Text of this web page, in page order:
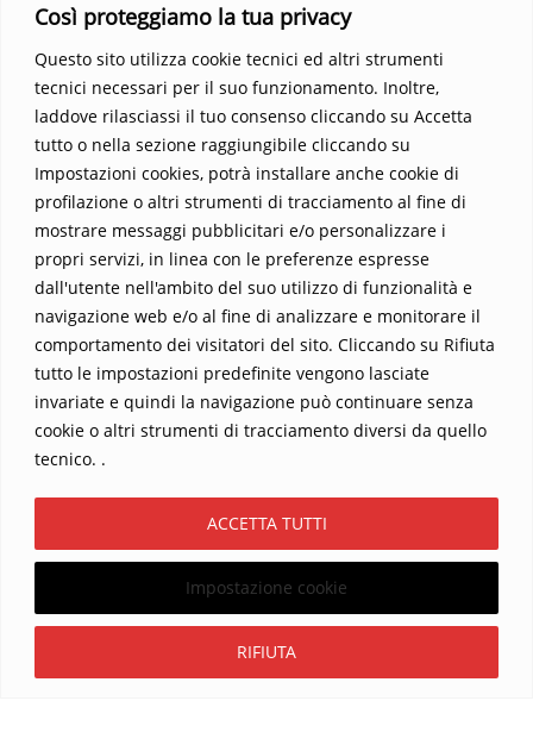
Così proteggiamo la tua privacy
Questo sito utilizza cookie tecnici ed altri strumenti
tecnici necessari per il suo funzionamento. Inoltre,
laddove rilasciassi il tuo consenso cliccando su Accetta
tutto o nella sezione raggiungibile cliccando su
Impostazioni cookies, potrà installare anche cookie di
profilazione o altri strumenti di tracciamento al fine di
mostrare messaggi pubblicitari e/o personalizzare i
propri servizi, in linea con le preferenze espresse
dall'utente nell'ambito del suo utilizzo di funzionalità e
navigazione web e/o al fine di analizzare e monitorare il
comportamento dei visitatori del sito. Cliccando su Rifiuta
tutto le impostazioni predefinite vengono lasciate
invariate e quindi la navigazione può continuare senza
cookie o altri strumenti di tracciamento diversi da quello
tecnico. .
Impostazione cookie
RIFIUTA
ACCETTA TUTTI
vedere oltre i confini del conosciuto. Scopri un mondo in cui
fede e realtà si fondono, rendendo ogni pagina un’esperienza
indimenticabile.Non perdere l’occasione di immergerti in
questo viaggio straordinario. Acquista il libro e lascia che la
Parola trasformi la tua vita.
Home Contatti
Sostieni La Buona Parola – dona 5 €, 10 €, 25 €… il tuo contributo
I viaggi dell’anima
Catechesi
Informativa Privacy
Copyright ©2026 La buona Parola . All rights reserved.
Powered byWordPress &Designed byBizberg Themes